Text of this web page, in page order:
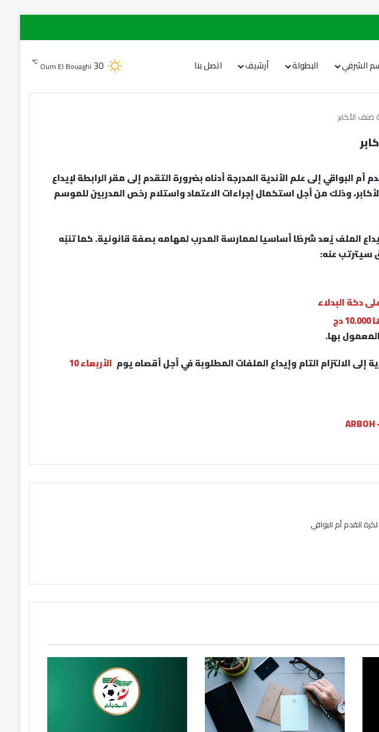
الشرفي البطولة أرشيف اتصل بنا Oum El Bouaghi 30
℃
صنف الأكابر
أم البواقيإلى علم الأندية المدرجة أدناه بضرورة التقدم إلى مقر الرابطة لإيداع
، وذلك من أجلاستكمال إجراءات الاعتماد واستلام رخص المدربين للموسم
الملف يُعد شرطًا أساسيا لممارسة المدرب لمهامه بصفة قانونية. كما تنبّه
سيترتب عنه:
دكة البدلاء
بها.
إلىالالتزام التاموإيداع الملفات المطلوبةفي أجل أقصاه يوم
الأربعاء 10
ARBOH
لكرة القدم أم البواقي